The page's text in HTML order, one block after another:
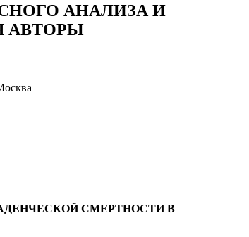
АНАЛИЗА И
АВТОРЫ
СМЕРТНОСТИ В